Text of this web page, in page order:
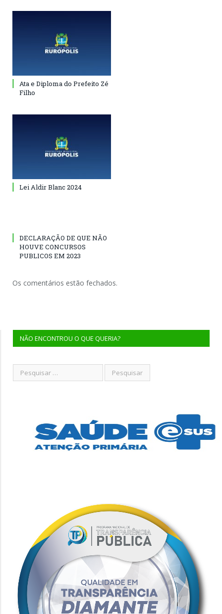
Ata e Diploma do Prefeito Zé
Filho
Lei Aldir Blanc 2024
DECLARAÇÃO DE QUE NÃO
HOUVE CONCURSOS
PUBLICOS EM 2023
Os comentários estão fechados.
NÃO ENCONTROU O QUE QUERIA?